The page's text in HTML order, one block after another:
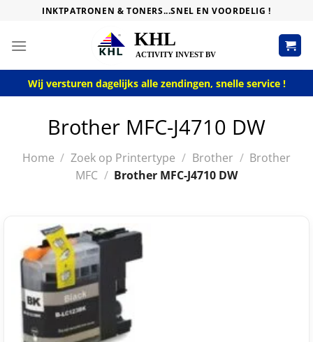
content
INKTPATRONEN & TONERS...SNEL EN VOORDELIG !
Wij versturen dagelijks alle zendingen, snelle service !
Brother MFC-J4710 DW
Home / Zoek op Printertype / Brother / Brother
MFC / Brother MFC-J4710 DW